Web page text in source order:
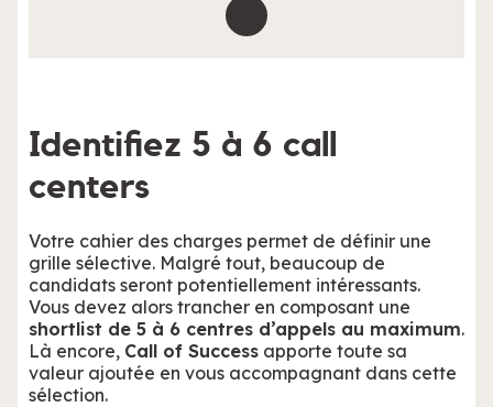
Identifiez 5 à 6 call
centers
Votre cahier des charges permet de définir une
grille sélective. Malgré tout, beaucoup de
candidats seront potentiellement intéressants.
Vous devez alors trancher en composant une
shortlist de 5 à 6 centres d’appels au maximum.
Là encore, Call of Success apporte toute sa
valeur ajoutée en vous accompagnant dans cette
sélection.